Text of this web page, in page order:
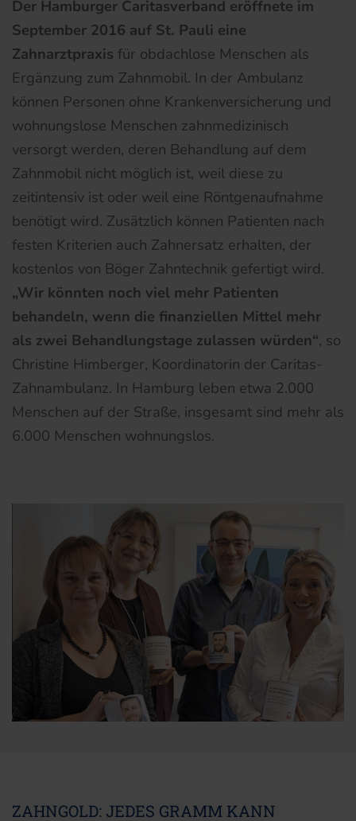
Der Hamburger Caritasverband eröffnete im
September 2016 auf St. Pauli eine
Zahnarztpraxis für obdachlose Menschen als
Ergänzung zum Zahnmobil. In der Ambulanz
können Personen ohne Krankenversicherung und
wohnungslose Menschen zahnmedizinisch
versorgt werden, deren Behandlung auf dem
Zahnmobil nicht möglich ist, weil diese zu
zeitintensiv ist oder weil eine Röntgenaufnahme
benötigt wird. Zusätzlich können Patienten nach
festen Kriterien auch Zahnersatz erhalten, der
kostenlos von Böger Zahntechnik gefertigt wird.
„Wir könnten noch viel mehr Patienten
behandeln, wenn die finanziellen Mittel mehr
als zwei Behandlungstage zulassen würden“, so
Christine Himberger, Koordinatorin der Caritas-
Zahnambulanz. In Hamburg leben etwa 2.000
Menschen auf der Straße, insgesamt sind mehr als
6.000 Menschen wohnungslos.
ZAHNGOLD: JEDES GRAMM KANN